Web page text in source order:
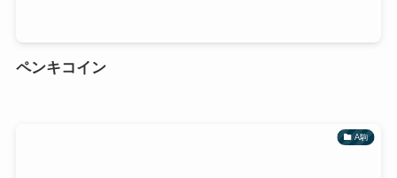
ペンキコイン
A駒